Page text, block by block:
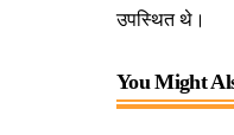
उपस्थित थे।
You Might